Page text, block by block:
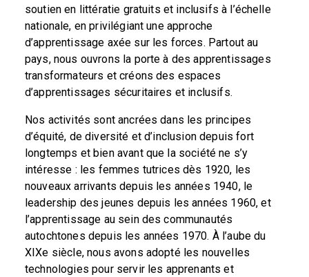
soutien en littératie gratuits et inclusifs à l’échelle
nationale, en privilégiant une approche
d’apprentissage axée sur les forces. Partout au
pays, nous ouvrons la porte à des apprentissages
transformateurs et créons des espaces
d’apprentissages sécuritaires et inclusifs.
Nos activités sont ancrées dans les principes
d’équité, de diversité et d’inclusion depuis fort
longtemps et bien avant que la société ne s’y
intéresse : les femmes tutrices dès 1920, les
nouveaux arrivants depuis les années 1940, le
leadership des jeunes depuis les années 1960, et
l’apprentissage au sein des communautés
autochtones depuis les années 1970. À l’aube du
XIXe siècle, nous avons adopté les nouvelles
technologies pour servir les apprenants et